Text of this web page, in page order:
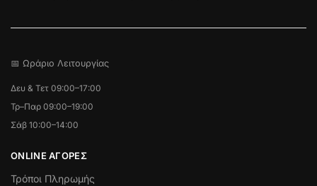
📅 Ωράριο Λειτουργίας
Δευ & Τετ 09:00–17:00
Τρ–Παρ 09:00–19:00
Σάβ 10:00–14:00
ONLINE ΑΓΟΡΕΣ
Τρόποι Πληρωμής